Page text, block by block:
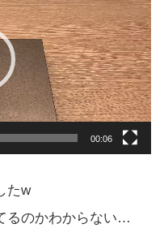
00:06
たw
るのかわからない…